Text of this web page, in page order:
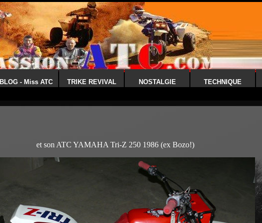
et son ATC YAMAHA Tri-Z 250 1986 (ex Bozo!)
BLOG - Miss ATC TRIKE REVIVAL NOSTALGIE TECHNIQUE